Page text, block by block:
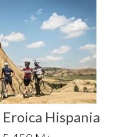
Eroica Hispania